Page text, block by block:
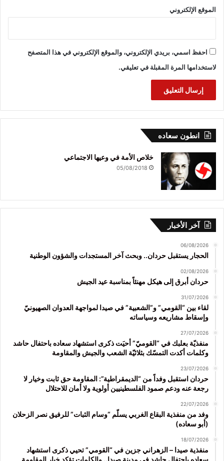
الموقع الإلكتروني
احفظ اسمي، بريدي الإلكتروني، والموقع الإلكتروني في هذا المتصفح
لاستخدامها المرة المقبلة في تعليقي.
انطون سعاده
خلاص الأمة في وعيها الاجتماعي
05/08/2018
آخر الأخبار
06/08/2026
الحجار يستقبل حردان.. وبحث آخر المستجدات والشؤون الوطنية
02/08/2026
حردان أبرق إلى هيكل مهنئاً بمناسبة عيد الجيش
31/07/2026
لقاء بين “القومي” و”الشعبية” في صيدا لمواجهة العدوان الصهيونيّ
وإسقاط مشاريعه وسياساته
27/07/2026
منفذيّة بعلبك في “القوميّ” أحيَت ذكرى استشهاد سعاده باحتفال حاشد
وكلمات أكدت التمسّك بثلاثيّة الشعب والجيش والمقاومة
23/07/2026
حردان استقبل وفداً من “الديمقراطية”: المقاومة حق ثابت وخيار لا
رجعة عنه ودعم صمود الفلسطينيين أولوية ولا أمان للاحتلال
22/07/2026
وفد من منفذية البقاع الغربي يسلّم “وسام الثبات” للرفيق نصر الزحلان
(أبو سعاده)
18/07/2026
منفذية صيدا – الزهراني جزين في “القومي” تحيي ذكرى استشهاد